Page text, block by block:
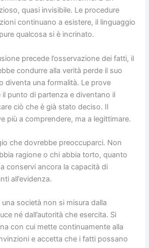
quasi invisibile. Le procedure
continuano a esistere, il linguaggio
qualcosa si è incrinato.
precede l’osservazione dei fatti, il
condurre alla verità perde il suo
diventa una formalità. Le prove
punto di partenza e diventano il
ciò che è già stato deciso. Il
più a comprendere, ma a legittimare.
che dovrebbe preoccuparci. Non
ragione o chi abbia torto, quanto
conservi ancora la capacità di
all’evidenza.
una società non si misura dalla
né dall’autorità che esercita. Si
con cui mette continuamente alla
e accetta che i fatti possano